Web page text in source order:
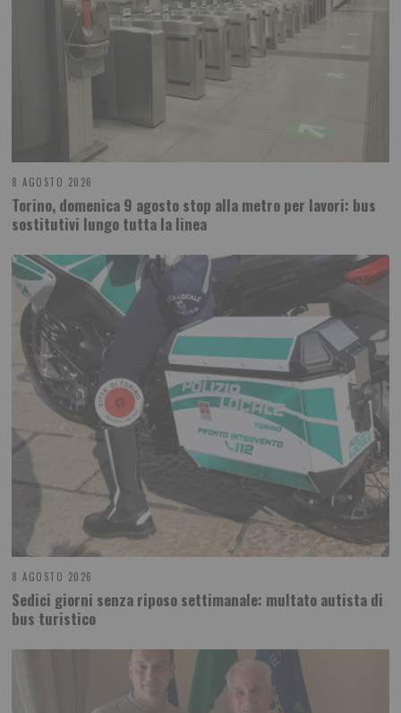
8 AGOSTO 2026
Torino, domenica 9 agosto stop alla metro per lavori: bus
sostitutivi lungo tutta la linea
8 AGOSTO 2026
Sedici giorni senza riposo settimanale: multato autista di
bus turistico